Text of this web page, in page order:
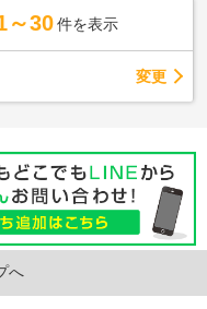
～30 件を表示
変更
へ